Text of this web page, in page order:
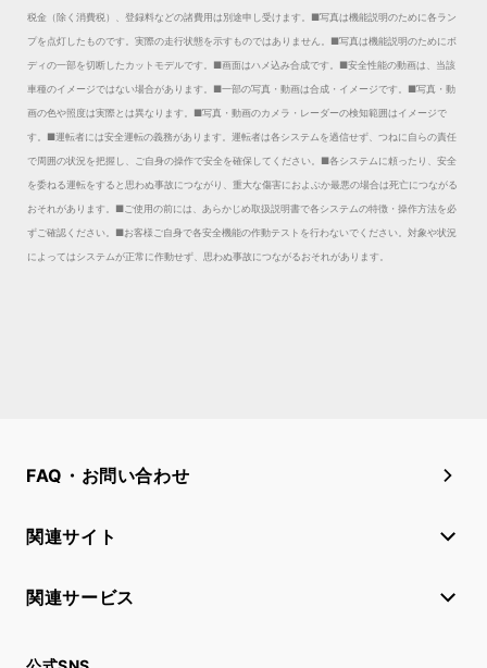
税金（除く消費税）、登録料などの諸費用は別途申し受けます。 ■写真は機能説明のために各ラン
プを点灯したものです。実際の走行状態を示すものではありません。 ■写真は機能説明のためにボ
ディの一部を切断したカットモデルです。 ■画面はハメ込み合成です。 ■安全性能の動画は、当該
車種のイメージではない場合があります。 ■一部の写真・動画は合成・イメージです。 ■写真・動
画の色や照度は実際とは異なります。 ■写真・動画のカメラ・レーダーの検知範囲はイメージで
す。 ■運転者には安全運転の義務があります。運転者は各システムを過信せず、つねに自らの責任
で周囲の状況を把握し、ご自身の操作で安全を確保してください。 ■各システムに頼ったり、安全
を委ねる運転をすると思わぬ事故につながり、重大な傷害におよぶか最悪の場合は死亡につながる
おそれがあります。 ■ご使用の前には、あらかじめ取扱説明書で各システムの特徴・操作方法を必
ずご確認ください。■お客様ご自身で各安全機能の作動テストを行わないでください。対象や状況
によってはシステムが正常に作動せず、思わぬ事故につながるおそれがあります。
FAQ・お問い合わせ
関連サイト
関連サービス